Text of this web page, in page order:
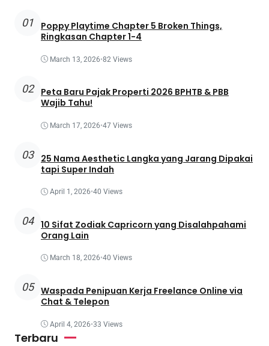
01
Poppy Playtime Chapter 5 Broken Things,
Ringkasan Chapter 1-4
March 13, 2026•82 Views
02
Peta Baru Pajak Properti 2026 BPHTB & PBB
Wajib Tahu!
March 17, 2026•47 Views
03
25 Nama Aesthetic Langka yang Jarang Dipakai
tapi Super Indah
April 1, 2026•40 Views
04 10 Sifat Zodiak Capricorn yang Disalahpahami
Orang Lain
March 18, 2026•40 Views
05 Waspada Penipuan Kerja Freelance Online via
Chat & Telepon
April 4, 2026•33 Views
Terbaru